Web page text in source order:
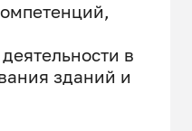
в
зданий и